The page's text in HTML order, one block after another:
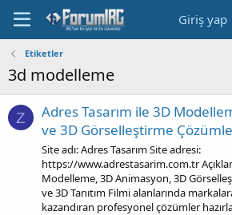
Giriş yap
Etiketler
3d modelleme
Z
Adres Tasarım ile 3D
ve 3D Görselleştirme
Site adı: Adres Tasarım Site adresi:
https://www.adrestasarim.com.tr
Modelleme, 3D Animasyon, 3D
ve 3D Tanıtım Filmi alanlarında
kazandıran profesyonel çözümler